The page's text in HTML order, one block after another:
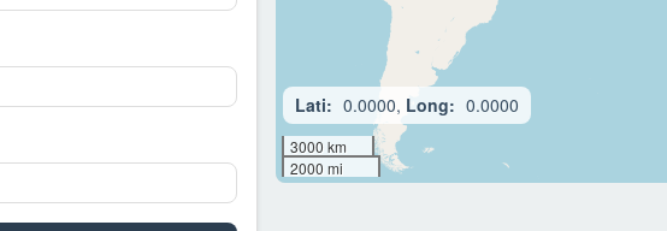
Lati: 0.0000, Long: 0.0000
3000 km
2000 mi